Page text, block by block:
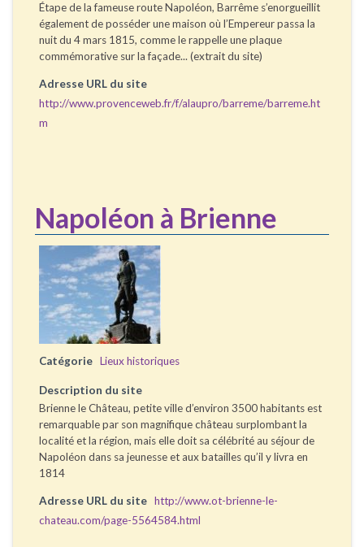
Étape de la fameuse route Napoléon, Barrême s’enorgueillit
également de posséder une maison où l’Empereur passa la
nuit du 4 mars 1815, comme le rappelle une plaque
commémorative sur la façade... (extrait du site)
Adresse URL du site
http://www.provenceweb.fr/f/alaupro/barreme/barreme.ht
m
Napoléon à Brienne
Catégorie Lieux historiques
Description du site
Brienne le Château, petite ville d’environ 3500 habitants est
remarquable par son magnifique château surplombant la
localité et la région, mais elle doit sa célébrité au séjour de
Napoléon dans sa jeunesse et aux batailles qu’il y livra en
1814
Adresse URL du site http://www.ot-brienne-le-
chateau.com/page-5564584.html